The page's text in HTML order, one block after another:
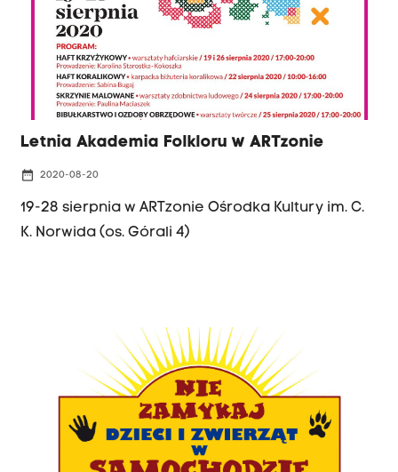
Letnia Akademia Folkloru w ARTzonie
date_range 2020-08-20
19-28 sierpnia w ARTzonie Ośrodka Kultury im. C.
K. Norwida (os. Górali 4)